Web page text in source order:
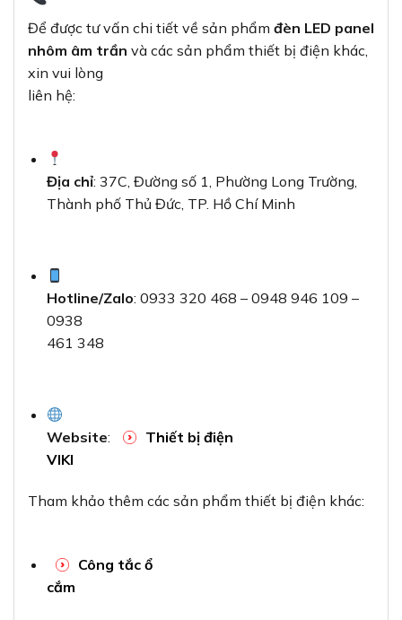
Để được tư vấn chi tiết về sản phẩm đèn LED panel
nhôm âm trần và các sản phẩm thiết bị điện khác,
xin vui lòng
liên hệ:
Địa chỉ: 37C, Đường số 1, Phường Long Trường,
Thành phố Thủ Đức, TP. Hồ Chí Minh
Hotline/Zalo: 0933 320 468 – 0948 946 109 –
0938
461 348
Website:
Thiết bị điện
VIKI
Tham khảo thêm các sản phẩm thiết bị điện khác:
Công tắc ổ
cắm